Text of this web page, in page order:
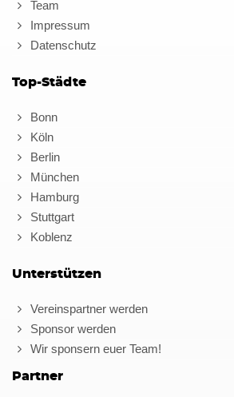
Team
Impressum
Datenschutz
Top-Städte
Bonn
Köln
Berlin
München
Hamburg
Stuttgart
Koblenz
Unterstützen
Vereinspartner werden
Sponsor werden
Wir sponsern euer Team!
Partner